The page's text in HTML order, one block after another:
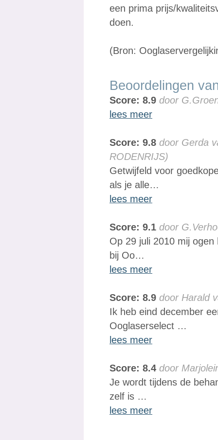
een prima prijs/
doen.
(Bron:
Beoordelingen
Score: 8.9 door
lees meer
Score: 9.8 door Gerda
RODENRIJS)
Getwijfeld voor
als je alle…
lees meer
Score: 9.1 door
Op 29 juli 2010 mij
bij Oo…
lees meer
Score: 8.9 door Harald
Ik heb eind december
Ooglaserselect …
lees meer
Score: 8.4 door
Je wordt tijdens de
zelf is …
lees meer